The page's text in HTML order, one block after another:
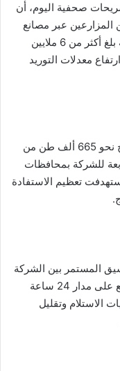
صحفية اليوم، أن
عبر مصانع
شركة السكر والصناعات التكاملية المصرية بلغ أكثر من 6 ملايين
معدلات التوريد
وقال إن الكميات الموردة أسهمت في إنتاج نحو 665 ألف طن من
للشركة بمحافظات
تعظيم الاستفادة
المستمر بين الشركة
والمزارعين، إلى جانب انتظام عمل المصانع على مدار 24 ساعة
الاستلام وتقليل